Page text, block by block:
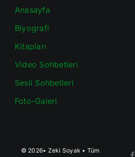
Anasayfa
Biyografi
Kitapları
Video Sohbetleri
Sesli Sohbetleri
Foto-Galeri
© 2026• Zeki Soyak • Tüm